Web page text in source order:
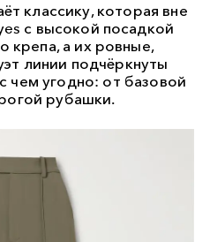
классику, которая вне
с высокой посадкой
крепа, а их ровные,
линии подчёркнуты
чем угодно: от базовой
рубашки.